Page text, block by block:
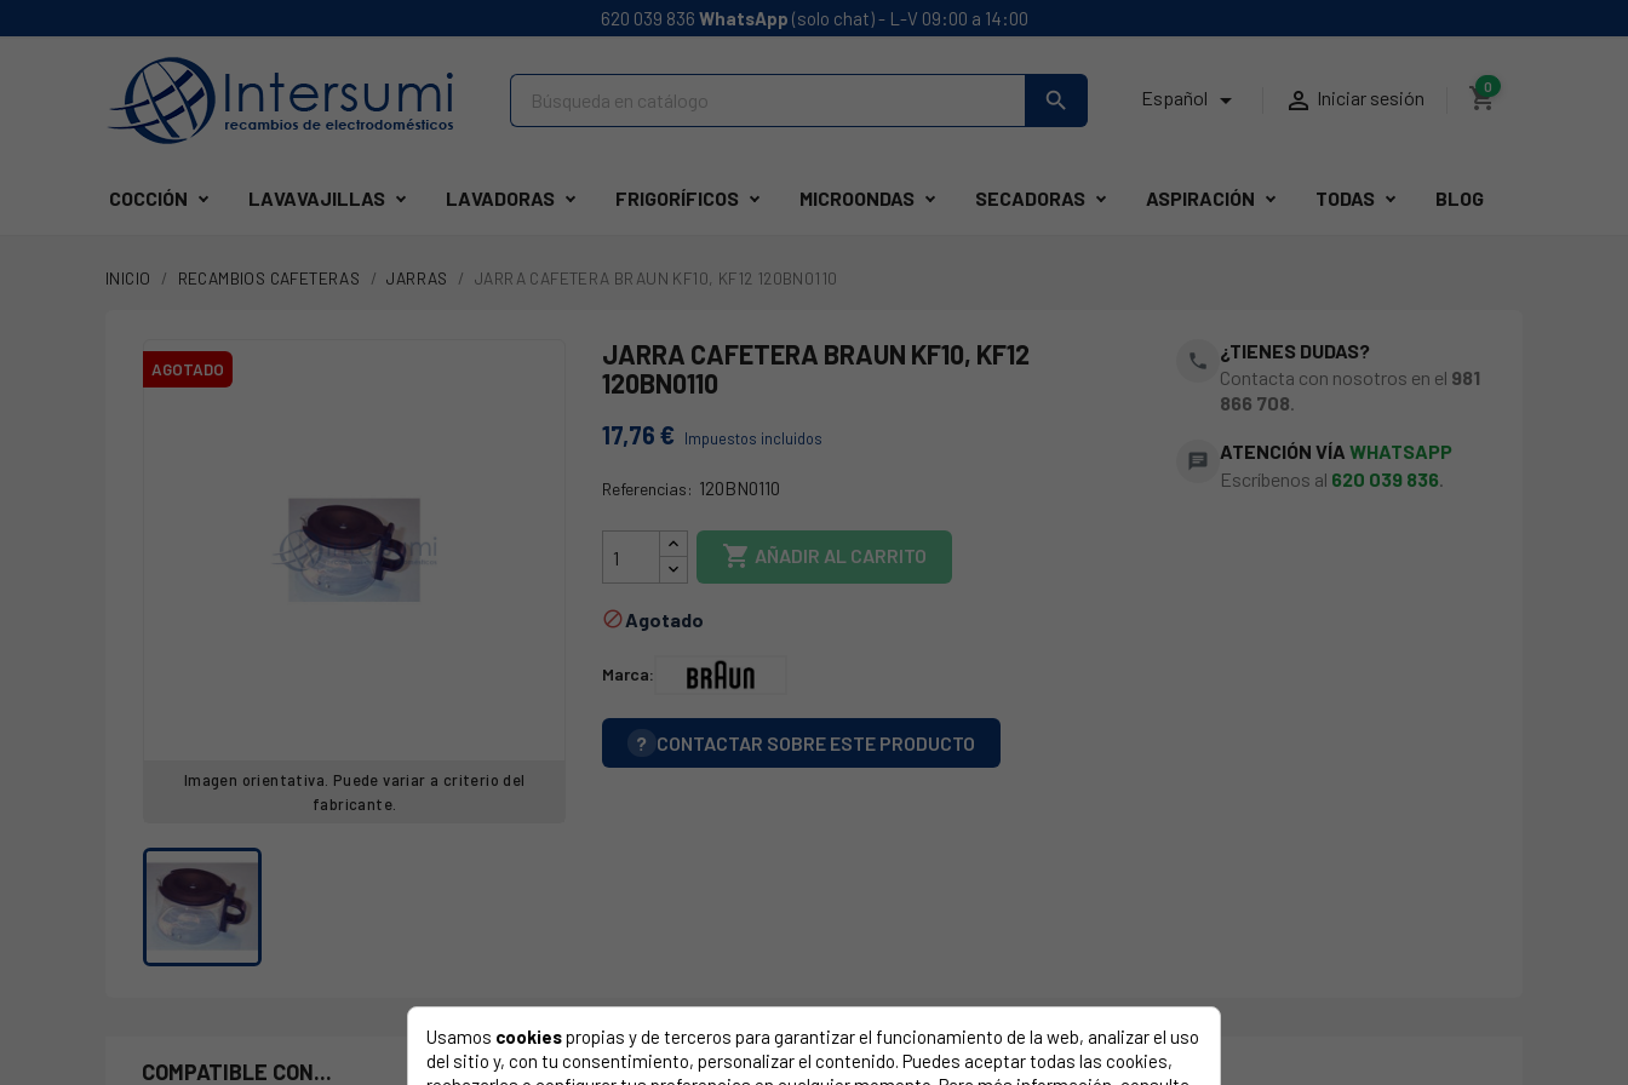
620 039 836 WhatsApp (solo chat) - L-V 09:00 a 14:00
search Español   Iniciar sesión shopping_cart
0
COCCIÓN LAVAVAJILLAS LAVADORAS FRIGORÍFICOS MICROONDAS SECADORAS ASPIRACIÓN TODAS BLOG
INICIO RECAMBIOS CAFETERAS JARRAS JARRA CAFETERA BRAUN KF10, KF12 120BN0110
AGOTADO
Imagen orientativa. Puede variar a criterio del
fabricante.
JARRA CAFETERA BRAUN KF10, KF12
120BN0110
17,76 € Impuestos incluidos
Referencias: 120BN0110
120BN0110
 AÑADIR AL CARRITO
Agotado
Marca:
? CONTACTAR SOBRE ESTE PRODUCTO
phone
¿TIENES DUDAS?
Contacta con nosotros en el 981
866 708.
chat ATENCIÓN VÍAWHATSAPP
Escríbenos al 620 039 836
COMPATIBLE CON...
Usamos cookiespropias y de terceros para garantizar el funcionamiento de la web, analizar el uso
del sitio y, con tu consentimiento, personalizar el contenido. Puedes aceptar todas las cookies,